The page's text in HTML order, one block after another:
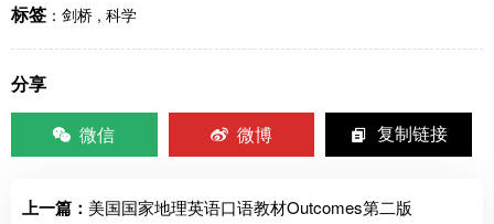
标签 ： 剑桥 , 科学
分享
微信
微博 复制链接
上一篇： 美国国家地理英语口语教材Outcomes第二版